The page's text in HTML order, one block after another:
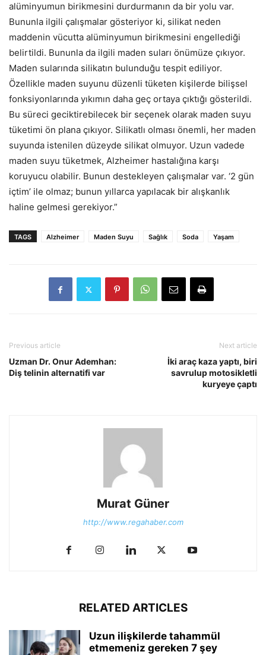
alüminyumun birikmesini durdurmanın da bir yolu var.
Bununla ilgili çalışmalar gösteriyor ki, silikat neden
maddenin vücutta alüminyumun birikmesini engellediği
belirtildi. Bununla da ilgili maden suları önümüze çıkıyor.
Maden sularında silikatın bulunduğu tespit ediliyor.
Özellikle maden suyunu düzenli tüketen kişilerde bilişsel
fonksiyonlarında yıkımın daha geç ortaya çıktığı gösterildi.
Bu süreci geciktirebilecek bir seçenek olarak maden suyu
tüketimi ön plana çıkıyor. Silikatlı olması önemli, her maden
suyunda istenilen düzeyde silikat olmuyor. Uzun vadede
maden suyu tüketmek, Alzheimer hastalığına karşı
koruyucu olabilir. Bunun destekleyen çalışmalar var. ‘2 gün
içtim’ ile olmaz; bunun yıllarca yapılacak bir alışkanlık
haline gelmesi gerekiyor.”
TAGS Alzheimer Maden Suyu Sağlık Soda Yaşam
Previous article
Uzman Dr. Onur Ademhan:
Diş telinin alternatifi var
Next article
İki araç kaza yaptı, biri
savrulup motosikletli
kuryeye çaptı
Murat Güner
http://www.regahaber.com
RELATED ARTICLES
​Uzun ilişkilerde tahammül
etmemeniz gereken 7 şey​